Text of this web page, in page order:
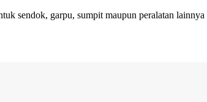
sendok, garpu, sumpit maupun peralatan lainnya